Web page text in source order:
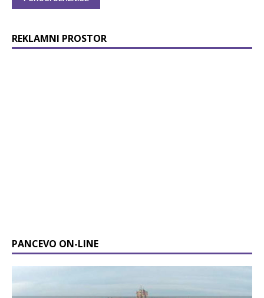
REKLAMNI PROSTOR
PANCEVO ON-LINE